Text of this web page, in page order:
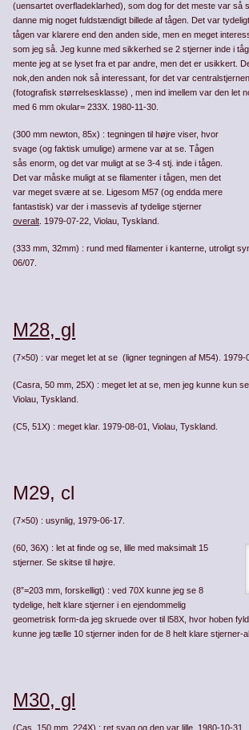
(uensartet overfladeklarhed), som dog for det meste var så
danne mig noget fuldstændigt billede af tågen. Det var
tågen var klarere end den anden side, men en meget
som jeg så. Jeg kunne med sikkerhed se 2 stjerner inde i
mente jeg at se lyset fra et par andre, men det er usikkert.
nok,den anden nok så interessant, for det var
(fotografisk størrelses­klasse) , men ind imellem var den let
med 6 mm okular= 233X. 1980-11-30.
(300 mm newton, 85x) : tegningen til højre viser, hvor
svage (og faktisk umulige) armene var at se. Tågen
sås enorm, og det var muligt at se 3-4 stj. inde i tågen.
Det var måske muligt at se filamenter i tågen, men det
var meget svære at se. Ligesom M57 (og endda mere
fantastisk) var der i massevis af tydelige stjerner
overalt . 1979-07-22, Violau, Tyskland.
(333 mm, 32mm) : rund med filamenter i kanterne, utroligt
06/07.
M28, gl
(7×50) : var meget let at se (ligner tegningen af M54). 1979-
(Casra, 50 mm, 25X) : meget let at se, men jeg kunne kun
Violau, Tyskland.
(C5, 51X) : meget klar. 1979-08-01, Violau, Tyskland.
M29, cl
(7×50) : usynlig, 1979-06-17.
(60, 36X) : let at finde og se, lille med maksimalt 15
stjerner. Se skitse til højre.
(8”=203 mm, forskelligt) : ved 70X kunne jeg se 8
tydelige, helt klare stjerner i en ejendommelig
geometrisk form-da jeg skruede over til l58X, hvor hoben
kunne jeg tælle 10 stjerner inden for de 8 helt klare stjerner-
M30, gl
(Cas, 150 mm, 224X) : ret svag og den var lille. 1980-10-31.